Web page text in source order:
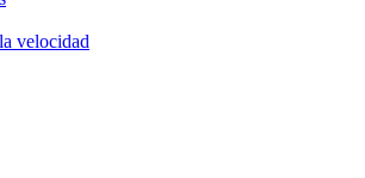
velocidad